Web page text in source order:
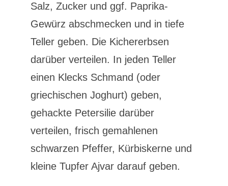
Salz, Zucker und ggf. Paprika-
Gewürz abschmecken und in tiefe
Teller geben. Die Kichererbsen
darüber verteilen. In jeden Teller
einen Klecks Schmand (oder
griechischen Joghurt) geben,
gehackte Petersilie darüber
verteilen, frisch gemahlenen
schwarzen Pfeffer, Kürbiskerne und
kleine Tupfer Ajvar darauf geben.